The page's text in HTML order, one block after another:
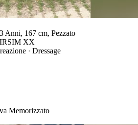
Anni, 167 cm, Pezzato
XX
· Dressage
Memorizzato